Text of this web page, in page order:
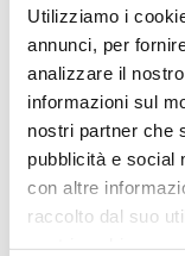
Utilizziamo i
annunci, per
analizzare il
informazioni sul
nostri partner che
pubblicità e social
con altre
raccolto dal suo
Dimensioni
105mm x 85mm - H
Potenza e attacco
8,5W - 3000K -
CRI80 - 220-240V
Dimmerazione
On/Off